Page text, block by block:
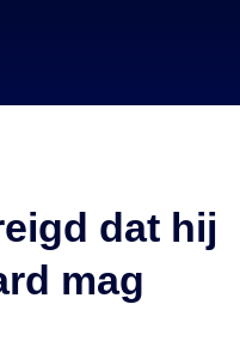
dat hij
mag